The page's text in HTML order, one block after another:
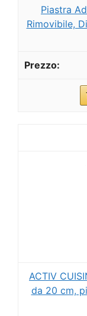
Piastra
Rimovibile,
ACTIV
da 20 cm,